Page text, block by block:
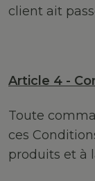
client ait
Article 4 -
Toute
ces
produits et à